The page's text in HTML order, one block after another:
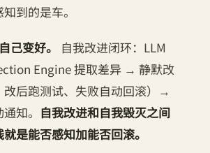
到的是车。
己变好。
自我改进闭环：LLM
Engine 提取差异 → 静默改
改后跑测试、失败自动回滚）→
知。 自我改进和自我毁灭之间
是能否感知加能否回滚。